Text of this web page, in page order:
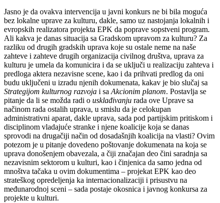
Jasno je da ovakva intervencija u javni konkurs ne bi bila moguća
bez lokalne uprave za kulturu, dakle, samo uz nastojanja lokalnih i
evropskih realizatora projekta EPK da poprave sopstveni program.
Ali kakva je danas situacija sa Gradskom upravom za kulturu? Za
razliku od drugih gradskih uprava koje su ostale neme na naše
zahteve i zahteve drugih organizacija civilnog društva, uprava za
kulturu je umela da komunicira i da se uključi u realizaciju zahteva i
predloga aktera nezavisne scene, kao i da prihvati predlog da oni
budu uključeni u izradu njenih dokumenata, kakav je bio slučaj sa
Strategijom kulturnog razvoja i sa Akcionim planom. Postavlja se
pitanje da li se možda radi o usklađivanju rada ove Uprave sa
načinom rada ostalih uprava, u smislu da je celokupan
administrativni aparat, dakle uprava, sada pod partijskim pritiskom i
disciplinom vladajuće stranke i njene koalicije koja se danas
sprovodi na drugačiji način od dosadašnjih koalicija na vlasti? Ovim
potezom je u pitanje dovedeno poštovanje dokumenata na koja se
uprava donošenjem obavezala, a čiji značajan deo čini saradnja sa
nezavisnim sektorom u kulturi, kao i činjenica da samo jedna od
mnoštva tačaka u ovim dokumentima – projekat EPK kao deo
strateškog opredeljenja ka internacionalizaciji i prisustvu na
međunarodnoj sceni – sada postaje okosnica i javnog konkursa za
projekte u kulturi.